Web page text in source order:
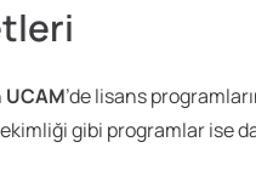
UCAM’de lisans
gibi programlar ise